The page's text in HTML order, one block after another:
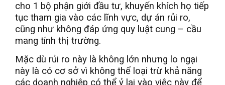
cho 1 bộ phận giới đầu tư, khuyến khích họ tiếp
tục tham gia vào các lĩnh vực, dự án rủi ro,
cũng như không đáp ứng quy luật cung – cầu
mang tính thị trường.
Mặc dù rủi ro này là không lớn nhưng lo ngại
này là có cơ sở vì không thể loại trừ khả năng
các doanh nghiệp có thể ỷ lại vào việc này để